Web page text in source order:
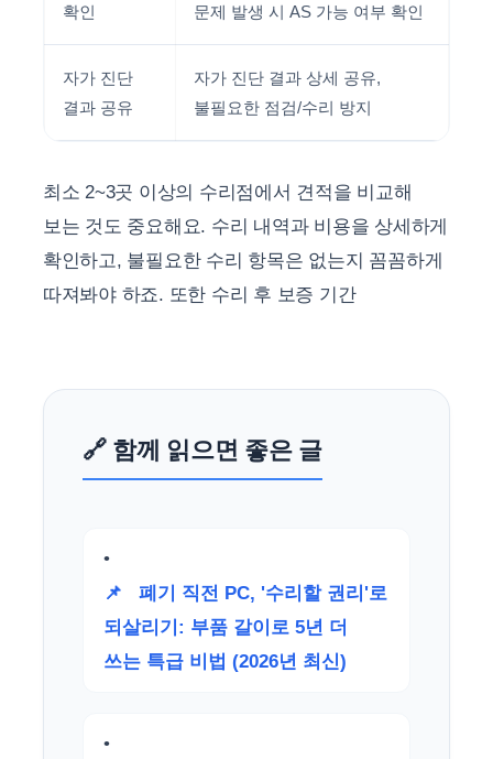
확인
문제 발생 시 AS 가능 여부 확인
자가 진단
결과 공유
자가 진단 결과 상세 공유,
불필요한 점검/수리 방지
최소 2~3곳 이상의 수리점에서 견적을 비교해
보는 것도 중요해요. 수리 내역과 비용을 상세하게
확인하고, 불필요한 수리 항목은 없는지 꼼꼼하게
따져봐야 하죠. 또한 수리 후 보증 기간
🔗 함께 읽으면 좋은 글
📌
폐기 직전 PC, '수리할 권리'로
되살리기: 부품 갈이로 5년 더
쓰는 특급 비법 (2026년 최신)